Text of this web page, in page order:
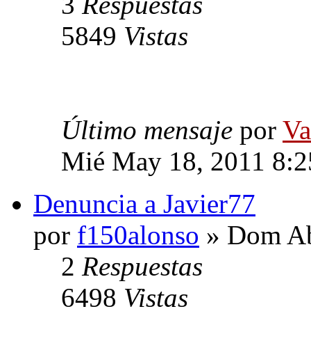
5849 Vistas
Último mensaje por
Mié May 18, 2011
Denuncia a Javier77
por f150alonso » Dom
2 Respuestas
6498 Vistas